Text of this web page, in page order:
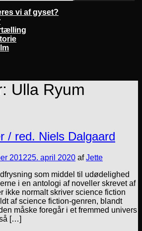
vi af gyset?
Ulla Ryum
/ red. Niels Dalgaard
201225. april 2020 afJette
som middel til udødelighed
i en antologi af noveller skrevet af
ikke normalt skriver science fiction
af science fiction-genren, blandt
måske foregår i et fremmed univers
[…]